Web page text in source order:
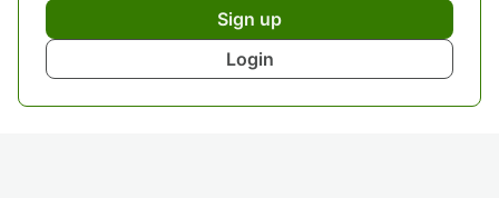
Sign up
Login